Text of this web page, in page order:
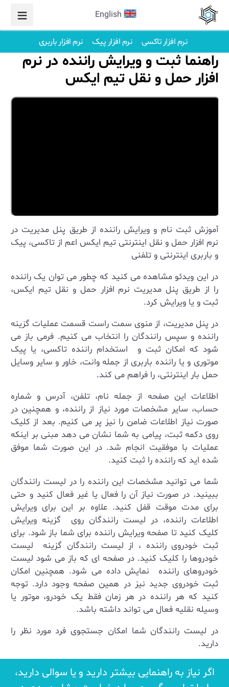
English
نرم افزار تاکسی نرم افزار پیک نرم افزار باربری
راهنما ثبت و ویرایش راننده در نرم
افزار حمل و نقل تیم ایکس
آموزش ثبت نام و ویرایش راننده از طریق پنل مدیریت در
نرم افزار حمل و نقل اینترنتی تیم ایکس اعم از تاکسی، پیک
و باربری اینترنتی و تلفنی
در این ویدئو مشاهده می کنید که چطور می توان یک راننده
را از طریق پنل مدیریت نرم افزار حمل و نقل تیم ایکس،
ثبت و یا ویرایش کرد.
در پنل مدیریت، از منوی سمت راست قسمت عملیات گزینه
راننده و سپس رانندگان را انتخاب می کنیم. فرمی باز می
شود که امکان ثبت و استخدام راننده تاکسی، یا پیک
موتوری و یا راننده باربری از جمله وانت، خاور و سایر وسایل
حمل بار اینترنتی، را فراهم می کند.
اطلاعات این صفحه از جمله نام، تلفن، آدرس و شماره
حساب، سایر مشخصات مورد نیاز از راننده، و همچنین در
صورت نیاز اطلاعات ضامن را نیز پر می کنیم. بعد از کلیک
روی دکمه ثبت، پیامی به شما نشان می دهد مبنی بر اینکه
عملیات با موفقیت انجام شد. در این صورت شما موفق
شده اید که راننده را ثبت کنید.
شما می توانید مشخصات این راننده را در لیست رانندگان
ببینید. در صورت نیاز آن را فعال یا غیر فعال کنید و حتی
برای مدت موقت قفل کنید. علاوه بر این برای ویرایش
اطلاعات راننده، در لیست رانندگان روی گزینه ویرایش
کلیک کنید تا صفحه ویرایش راننده برای شما باز شود. برای
ثبت خودروی راننده ، از لیست رانندگان گزینه لیست
خودروها را کلیک کنید. در صفحه ای که باز می شود لیست
خودروهای راننده نمایش داده می شود. همچنین امکان
ثبت خودروی جدید نیز در همین صفحه وجود دارد. توجه
کنید که هر راننده در هر زمان فقط یک خودرو، موتور یا
وسیله نقلیه فعال می تواند داشته باشد.
در لیست رانندگان شما امکان جستجوی فرد مورد نظر را
دارید.
اگر نیاز به راهنمایی بیشتر دارید و یا سوالی دارید،